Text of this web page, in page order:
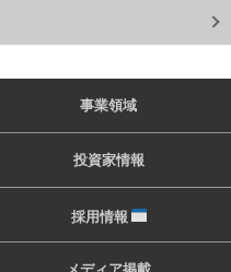
事業領域
投資家情報
採用情報
メディア掲載